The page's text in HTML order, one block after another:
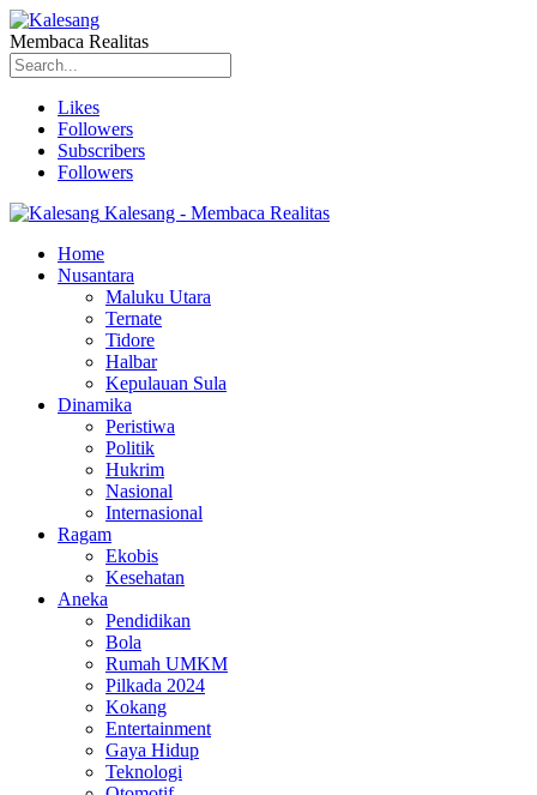
Membaca Realitas
Likes
Followers
Subscribers
Followers
Kalesang - Membaca Realitas
Home
Nusantara
Maluku Utara
Ternate
Tidore
Halbar
Kepulauan Sula
Dinamika
Peristiwa
Politik
Hukrim
Nasional
Internasional
Ragam
Ekobis
Kesehatan
Aneka
Pendidikan
Bola
Rumah UMKM
Pilkada 2024
Kokang
Entertainment
Gaya Hidup
Teknologi